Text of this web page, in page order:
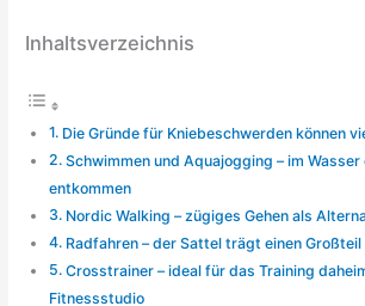
Inhaltsverzeichnis
Die Gründe für Kniebeschwerden können
Schwimmen und Aquajogging – im
entkommen
Nordic Walking – zügiges Gehen als
Radfahren – der Sattel trägt einen
Crosstrainer – ideal für das Training
Fitnessstudio